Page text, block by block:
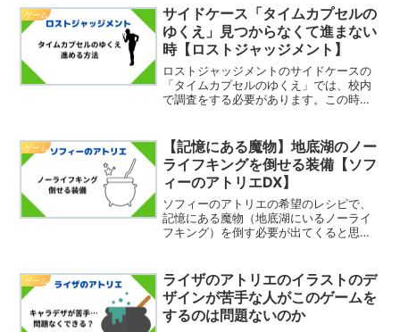
す。そこで今回は、ミラージュラントの
復活の霊獣はどの敵を倒す...
ゲーム
サイドケース「タイムカプセルの
ゆくえ」見つからなくて進まない
時【ロストジャッジメント】
ロストジャッジメントのサイドケースの
「タイムカプセルのゆくえ」では、校内
で調査をする必要があります。この時に
という人もいるのではないでしょうか。
そこで今回は、タイムカプ...
ゲーム
【記憶にある魔物】地底湖のノー
ライフキングを倒せる装備【ソフ
ィーのアトリエDX】
ソフィーのアトリエの希望のレシピで、
記憶にある魔物（地底湖にいるノーライ
フキング）を倒す必要が出てくると思い
を整える必要があります。そこで今回
は、私が地底湖のノーライフ...
ゲーム
ライザのアトリエのイラストのデ
ザインが苦手な人がこのゲームを
するのは問題ないのか